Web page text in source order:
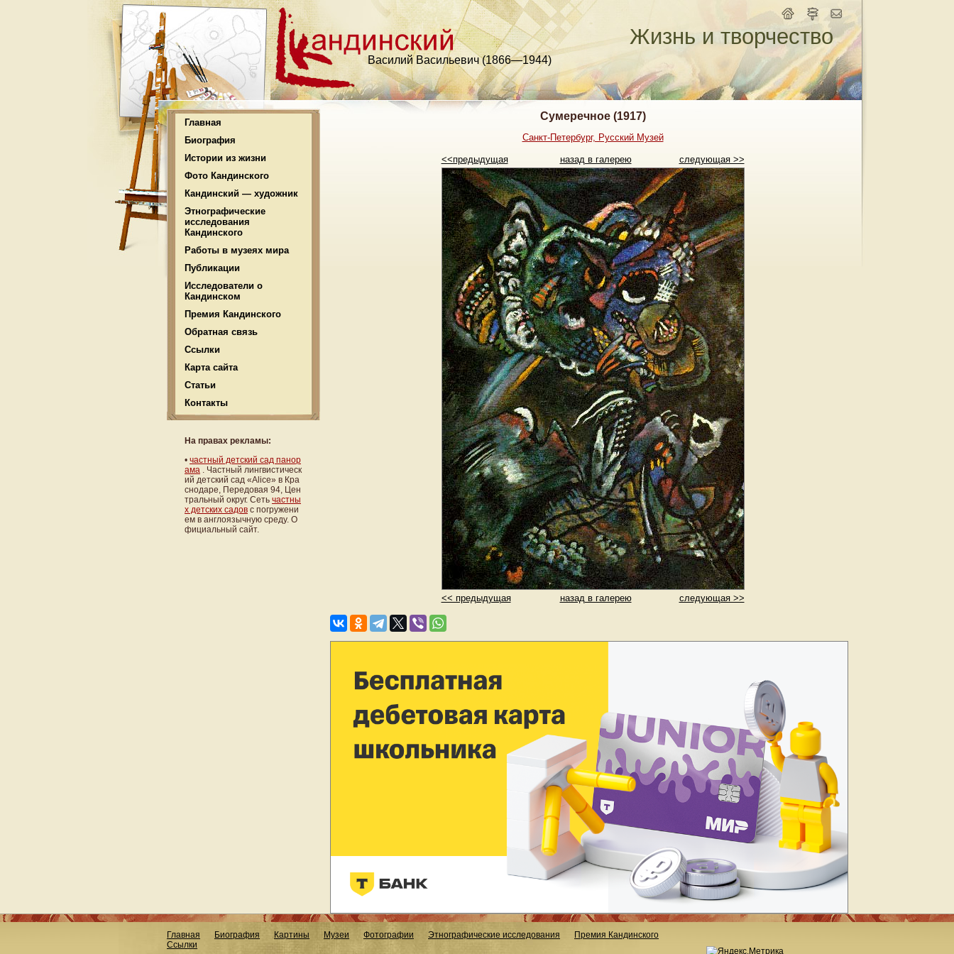
Василий Васильевич (1866—1944)
Жизнь и творчество
Главная
Биография
Истории из жизни
Фото Кандинского
Кандинский — художник
Этнографические
исследования
Кандинского
Работы в музеях мира
Публикации
Исследователи о
Кандинском
Премия Кандинского
Обратная связь
Ссылки
Карта сайта
Статьи
Контакты
На правах рекламы:
• частный детский сад панор
ама . Частный лингвистическ
ий детский сад «Alice» в Кра
снодаре, Передовая 94, Цен
тральный округ. Сеть частны
х детских садов с погружени
ем в англоязычную среду. О
фициальный сайт.
Сумеречное (1917)
Санкт-Петербург, Русский Музей
<<предыдущая назад в галерею следующая >>
<< предыдущая назад в галерею следующая >>
Главная Биография Картины Музеи Фотографии Этнографические исследования
Премия Кандинского
Ссылки